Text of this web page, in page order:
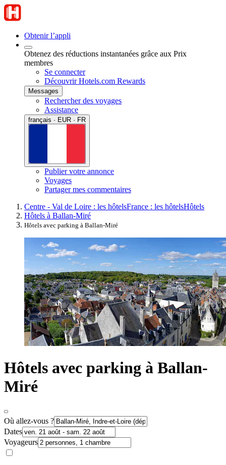
Obtenir l’appli
Obtenez des réductions instantanées grâce aux Prix
membres
Se connecter
Découvrir Hotels.com Rewards
Messages
Rechercher des voyages
Assistance
français · EUR · FR
Publier votre annonce
Voyages
Partager mes commentaires
Centre - Val de Loire : les hôtelsFrance : les hôtelsHôtels
Hôtels à Ballan-Miré
Hôtels avec parking à Ballan-Miré
Hôtels avec parking à Ballan-
Miré
Où allez-vous ?
Dates
Voyageurs